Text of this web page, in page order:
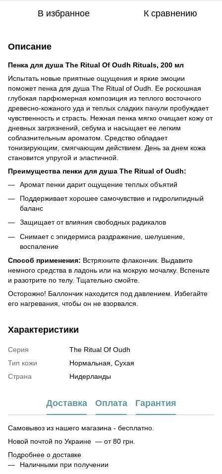
В избранное К сравнению
Описание
Пенка для душа The Ritual Of Oudh Rituals, 200 мл
Испытать новые приятные ощущения и яркие эмоции
поможет пенка для душа The Ritual of Oudh. Ее роскошная
глубокая парфюмерная композиция из теплого восточного
древесно-кожаного уда и теплых сладких пачули пробуждает
чувственность и страсть. Нежная пенка мягко очищает кожу от
дневных загрязнений, себума и насыщает ее легким
соблазнительным ароматом. Средство обладает
тонизирующим, смягчающим действием. День за днем кожа
становится упругой и эластичной.
Преимущества пенки для душа The Ritual of Oudh:
Аромат пенки дарит ощущение теплых объятий
Поддерживает хорошее самочувствие и гидролипидный
баланс
Защищает от влияния свободных радикалов
Снимает с эпидермиса раздражение, шелушение,
воспаление
Способ применения: Встряхните флакончик. Выдавите
немного средства в ладонь или на мокрую мочалку. Вспеньте
и разотрите по телу. Тщательно смойте.
Осторожно! Баллончик находится под давлением. Избегайте
его нагревания, чтобы он не взорвался.
Характеристики
Серия
The Ritual Of Oudh
Тип кожи
Нормальная, Сухая
Страна
Нидерланды
Доставка Оплата Гарантия
Самовывоз из нашего магазина - бесплатно.
Новой почтой по Украине — от 80 грн.
Подробнее о доставке
Наличными при получении